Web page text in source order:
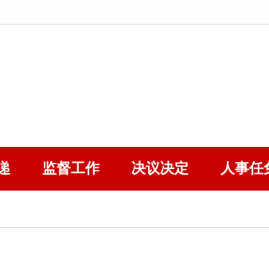
监督工作 决议决定 人事任